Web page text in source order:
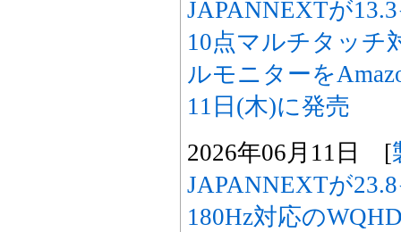
JAPANNEXTが
10点マルチタッチ
ルモニターを
11日(木)に発売
2026年06月11日 [
JAPANNEXTが
180Hz対応の